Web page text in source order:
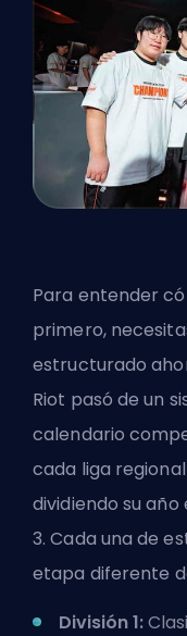
Para entender
primero,
estructurado
Riot pasó de un
calendario
cada liga regional
dividiendo su año
3. Cada una de
etapa diferente
División 1: